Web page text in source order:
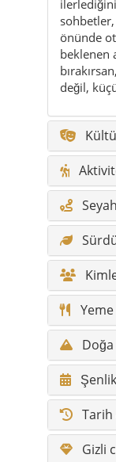
değil,
Tarih
Gizli